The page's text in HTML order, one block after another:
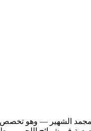
المجمد الشهير — وهو